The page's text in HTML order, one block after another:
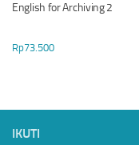
English for Archiving 2
Rp73.500
IKUTI